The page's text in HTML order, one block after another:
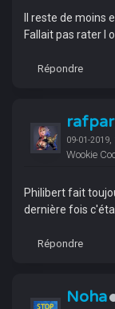
Il reste de moins
Fallait pas rater l
Répondre
09-01-2019,
Wookie
Philibert fait
dernière fois
Répondre
Noha